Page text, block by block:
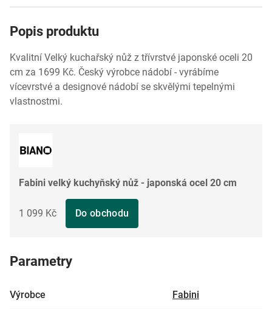
Popis produktu
Kvalitní Velký kuchařský nůž z třívrstvé japonské oceli 20
cm za 1699 Kč. Český výrobce nádobí - vyrábíme
vícevrstvé a designové nádobí se skvělými tepelnými
vlastnostmi.
Fabini velký kuchyňský nůž - japonská ocel 20 cm
1 099 Kč Do obchodu
Parametry
Výrobce Fabini